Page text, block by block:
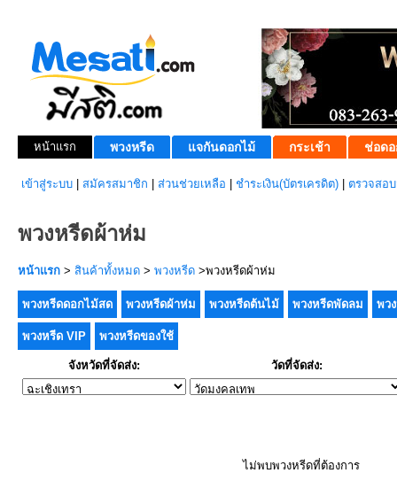
หน้าแรก พวงหรีด แจกันดอกไม้ กระเช้า ช่อดอ
เข้าสู่ระบบ สมัครสมาชิก ส่วนช่วยเหลือ ชำระเงิน(บัตรเครดิต) ตรวจสอ
พวงหรีดผ้าห่ม
หน้าแรก > สินค้าทั้งหมด > พวงหรีด >พวงหรีดผ้าห่ม
พวงหรีดดอกไม้สด พวงหรีดผ้าห่ม พวงหรีดต้นไม้ พวงหรีดพัดลม พว
พวงหรีด VIP พวงหรีดของใช้
จังหวัดที่จัดส่ง: วัดที่จัดส่ง:
ไม่พบพวงหรีดที่ต้องการ